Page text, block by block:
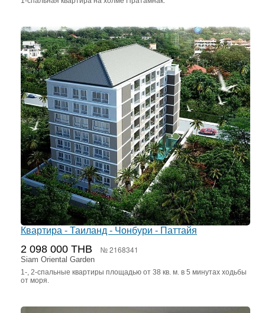
Квартира - Таиланд - Чонбури - Паттайя
2 098 000 THB № 2168341
Siam Oriental Garden
1-, 2-спальные квартиры площадью от 38 кв. м. в 5 минутах ходьбы
от моря.